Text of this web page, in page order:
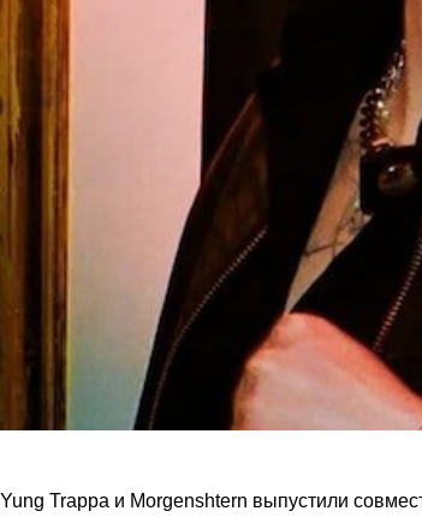
Yung Trappa и Morgenshtern выпустили